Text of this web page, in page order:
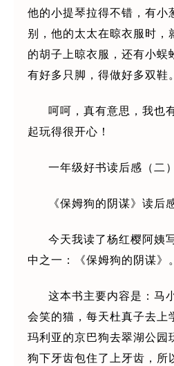
他的小提琴拉得不错，有小
别，他的太太在晾衣服时，
的胡子上晾衣服，还有小蜈
有好多只脚，得做好多双鞋。
呵呵，真有意思，我也
起玩得很开心！
一年级好书读后感（二）
《保姆狗的阴谋》读后
今天我读了杨红樱阿姨
中之一：《保姆狗的阴谋》。
这本书主要内容是：马
会笑的猫，每天杜真子去上
玛利亚的京巴狗去翠湖公园
狗下牙齿包住了上牙齿，所